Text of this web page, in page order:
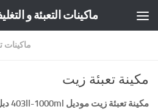
ماكينات التعبئة و
مكينة تعبئة زيت
مكينة تعبئة زيت موديل 403II-1000ml